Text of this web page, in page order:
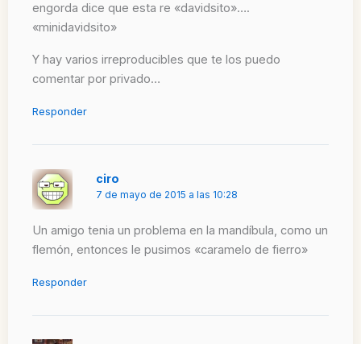
engorda dice que esta re «davidsito»….
«minidavidsito»
Y hay varios irreproducibles que te los puedo
comentar por privado…
Responder
ciro
7 de mayo de 2015 a las 10:28
Un amigo tenia un problema en la mandíbula, como un
flemón, entonces le pusimos «caramelo de fierro»
Responder